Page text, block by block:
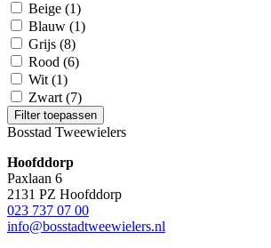
Beige (1)
Blauw (1)
Grijs (8)
Rood (6)
Wit (1)
Zwart (7)
Filter toepassen
Bosstad Tweewielers
Hoofddorp
Paxlaan 6
2131 PZ Hoofddorp
023 737 07 00
info@bosstadtweewielers.nl